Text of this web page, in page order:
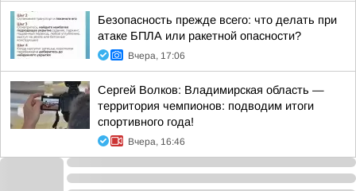
Безопасность прежде всего: что делать при
атаке БПЛА или ракетной опасности?
Вчера, 17:06
Сергей Волков: Владимирская область —
территория чемпионов: подводим итоги
спортивного года!
Вчера, 16:46